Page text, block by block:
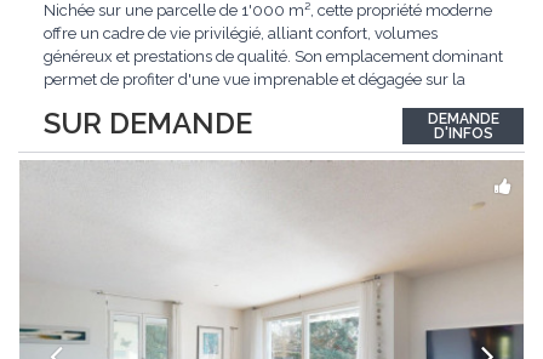
SUR DEMANDE
Nichée sur une parcelle de 1'000 m², cette propriété moderne
offre un cadre de vie privilégié, alliant confort, volumes
généreux et prestations de qualité. Son emplacement dominant
permet de profiter d'une vue imprenable et dégagée sur la
excavé, cette villa propose une surface habitable utile de plus
de 260 m², soigneusement...
DEMANDE
D'INFOS